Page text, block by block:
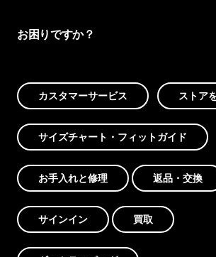
お困りですか？
カスタマーサービス ストア
サイズチャート・フィットガイド
お手入れと修理 返品・交換
サインイン 買取